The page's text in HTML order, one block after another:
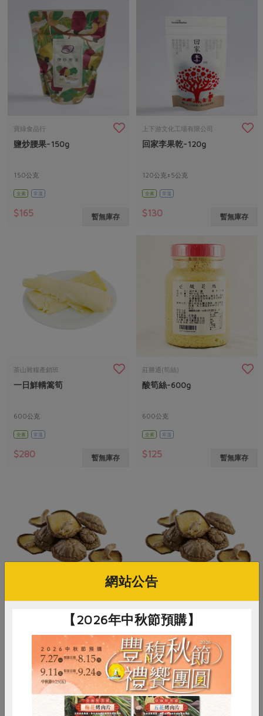
寶綠食品行
鹽炒腰果-150g
150公克
全素 常溫
$165 暫無庫存
上下游文化工場有限公司
回家李果乾-120g
120公克±5公克
全素 常溫
$130 暫無庫存
茶山雜糧產銷班
一日鮮轎篙筍
600公克
全素 常溫
$280 暫無庫存
莊勝通(筍絲)
酸筍絲-600g
600公克
全素 常溫
$125 暫無庫存
段木香菇(小)100g-何仁興
100公克/包
常溫
$405 暫無庫存
段木香菇(中)100g-何仁興
100公克/包
全素 常溫
$450 暫無庫存
網站公告
【2026年中秋節預購】